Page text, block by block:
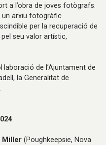
a l’obra de joves fotògrafs.
un arxiu fotogràfic
per la recuperació de
seu valor artístic,
de l’Ajuntament de
la Generalitat de
Miller (Poughkeepsie, Nova